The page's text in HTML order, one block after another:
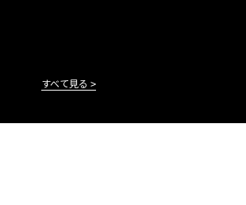
すべて見る